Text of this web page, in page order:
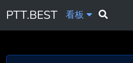
PTT.BEST 看板